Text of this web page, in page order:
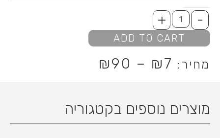
-
+
ADD TO CART
₪7
–
₪90
מוצרים נוספים בקטגוריה